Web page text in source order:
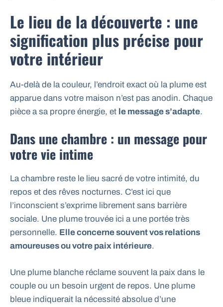
Le lieu de la découverte : une
signification plus précise pour
votre intérieur
Au-delà de la couleur, l’endroit exact où la plume est
apparue dans votre maison n’est pas anodin. Chaque
pièce a sa propre énergie, et le message s’adapte.
Dans une chambre : un message pour
votre vie intime
La chambre reste le lieu sacré de votre intimité, du
repos et des rêves nocturnes. C’est ici que
l’inconscient s’exprime librement sans barrière
sociale. Une plume trouvée ici a une portée très
personnelle. Elle concerne souvent vos relations
amoureuses ou votre paix intérieure.
Une plume blanche réclame souvent la paix dans le
couple ou un besoin urgent de repos. Une plume
bleue indiquerait la nécessité absolue d’une